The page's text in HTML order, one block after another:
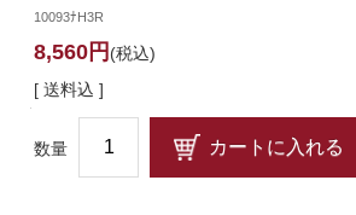
10093ﾅH3R
8,560円 (税込)
[ 送料込 ]
数量